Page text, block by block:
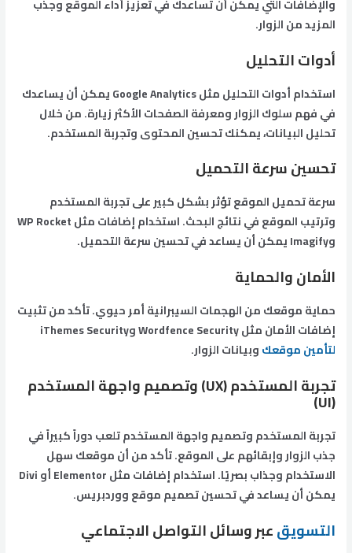
والإضافات التي يمكن أن تساعدك في تعزيز أداء الموقع وجذب
المزيد من الزوار.
أدوات التحليل
استخدام أدوات التحليل مثل Google Analytics يمكن أن يساعدك
في فهم سلوك الزوار ومعرفة الصفحات الأكثر زيارة. من خلال
تحليل البيانات، يمكنك تحسين المحتوى وتجربة المستخدم.
تحسين سرعة التحميل
سرعة تحميل الموقع تؤثر بشكل كبير على تجربة المستخدم
وترتيب الموقع في نتائج البحث. استخدام إضافات مثل WP Rocket
وImagify يمكن أن يساعد في تحسين سرعة التحميل.
الأمان والحماية
حماية موقعك من الهجمات السيبرانية أمر حيوي. تأكد من تثبيت
إضافات الأمان مثل Wordfence Security وiThemes Security
لتأمين موقعكوبيانات الزوار.
تجربة المستخدم (UX) وتصميم واجهة المستخدم
(UI)
تجربة المستخدم وتصميم واجهة المستخدم تلعب دوراً كبيراً في
جذب الزوار وإبقائهم على الموقع. تأكد من أن موقعك سهل
الاستخدام وجذاب بصريًا. استخدام إضافات مثل Elementor أو Divi
يمكن أن يساعد في تحسين تصميم موقع ووردبريس.
التسويقعبر وسائل التواصل الاجتماعي